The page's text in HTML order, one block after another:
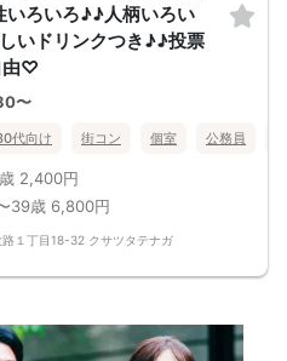
いろいろ♪♪人柄いろい
いドリンクつき♪♪投票
由♡
〜
代向け 街コン 個室 公務員
2,400円
39歳 6,800円
路１丁目18-32 クサツタテナガ